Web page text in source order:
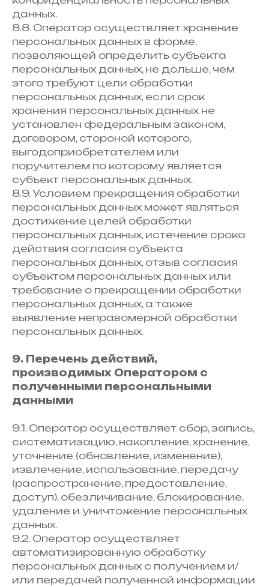
данных.
8.8. Оператор осуществляет хранение
персональных данных в форме,
позволяющей определить субъекта
персональных данных, не дольше, чем
этого требуют цели обработки
персональных данных, если срок
хранения персональных данных не
установлен федеральным законом,
договором, стороной которого,
выгодоприобретателем или
поручителем по которому является
субъект персональных данных.
8.9. Условием прекращения обработки
персональных данных может являться
достижение целей обработки
персональных данных, истечение срока
действия согласия субъекта
персональных данных, отзыв согласия
субъектом персональных данных или
требование о прекращении обработки
персональных данных, а также
выявление неправомерной обработки
персональных данных.
9. Перечень действий,
производимых Оператором с
полученными персональными
данными
9.1. Оператор осуществляет сбор, запись,
систематизацию, накопление, хранение,
уточнение (обновление, изменение),
извлечение, использование, передачу
(распространение, предоставление,
доступ), обезличивание, блокирование,
удаление и уничтожение персональных
данных.
9.2. Оператор осуществляет
автоматизированную обработку
персональных данных с получением и/
или передачей полученной информации